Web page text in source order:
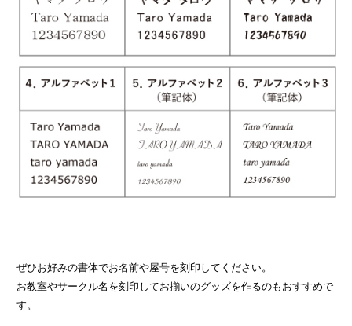
ぜひお好みの書体でお名前や屋号を刻印してください。
お教室やサークル名を刻印してお揃いのグッズを作るのもおすすめで
す。